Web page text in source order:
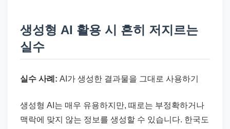
생성형 AI 활용 시 흔히 저지르는
실수
실수 사례: AI가 생성한 결과물을 그대로 사용하기
생성형 AI는 매우 유용하지만, 때로는 부정확하거나
맥락에 맞지 않는 정보를 생성할 수 있습니다. 한국도